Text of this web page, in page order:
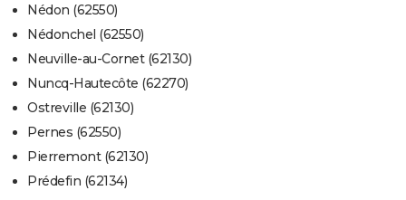
Nédon (62550)
Nédonchel (62550)
Neuville-au-Cornet (62130)
Nuncq-Hautecôte (62270)
Ostreville (62130)
Pernes (62550)
Pierremont (62130)
Prédefin (62134)